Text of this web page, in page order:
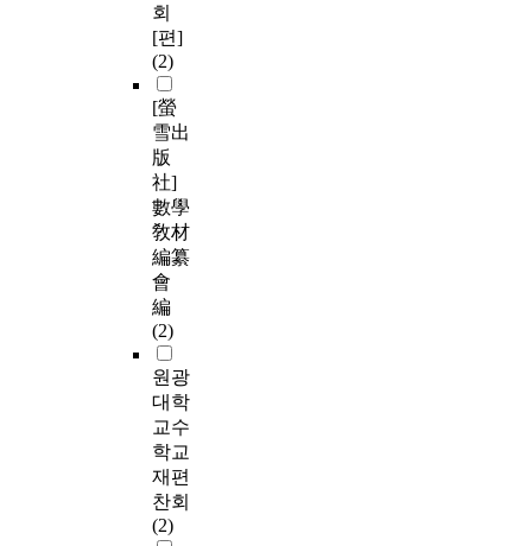
회
[편]
(2)
[螢
雪出
版
社]
數學
敎材
編纂
會
編
(2)
원광
대학
교수
학교
재편
찬회
(2)